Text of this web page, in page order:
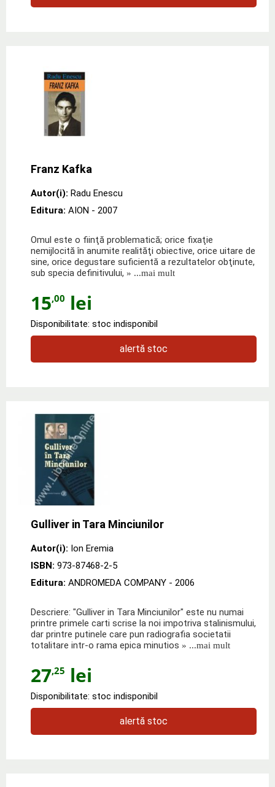
Franz Kafka
Autor(i): Radu Enescu
Editura: AION - 2007
Omul este o fiinţă problematică; orice fixaţie
nemijlocită în anumite realităţi obiective, orice uitare de
sine, orice degustare suficientă a rezultatelor obţinute,
sub specia definitivului, » ...mai mult
15,00 lei
Disponibilitate: stoc indisponibil
alertă stoc
Gulliver in Tara Minciunilor
Autor(i): Ion Eremia
ISBN: 973-87468-2-5
Editura: ANDROMEDA COMPANY - 2006
Descriere: "Gulliver in Tara Minciunilor" este nu numai
printre primele carti scrise la noi impotriva stalinismului,
dar printre putinele care pun radiografia societatii
totalitare intr-o rama epica minutios » ...mai mult
27,25 lei
Disponibilitate: stoc indisponibil
alertă stoc